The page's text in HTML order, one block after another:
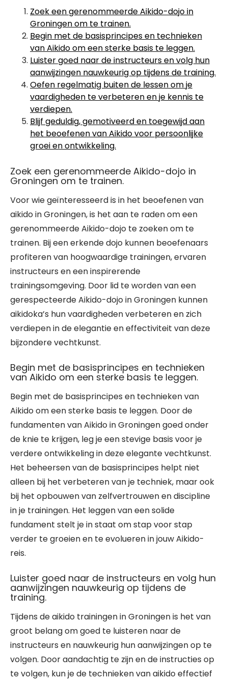
Zoek een gerenommeerde Aikido-dojo in
Groningen om te trainen.
Begin met de basisprincipes en technieken
van Aikido om een sterke basis te leggen.
Luister goed naar de instructeurs en volg hun
aanwijzingen nauwkeurig op tijdens de training.
Oefen regelmatig buiten de lessen om je
vaardigheden te verbeteren en je kennis te
verdiepen.
Blijf geduldig, gemotiveerd en toegewijd aan
het beoefenen van Aikido voor persoonlijke
groei en ontwikkeling.
Zoek een gerenommeerde Aikido-dojo in
Groningen om te trainen.
Voor wie geïnteresseerd is in het beoefenen van
aikido in Groningen, is het aan te raden om een
gerenommeerde Aikido-dojo te zoeken om te
trainen. Bij een erkende dojo kunnen beoefenaars
profiteren van hoogwaardige trainingen, ervaren
instructeurs en een inspirerende
trainingsomgeving. Door lid te worden van een
gerespecteerde Aikido-dojo in Groningen kunnen
aikidoka’s hun vaardigheden verbeteren en zich
verdiepen in de elegantie en effectiviteit van deze
bijzondere vechtkunst.
Begin met de basisprincipes en technieken
van Aikido om een sterke basis te leggen.
Begin met de basisprincipes en technieken van
Aikido om een sterke basis te leggen. Door de
fundamenten van Aikido in Groningen goed onder
de knie te krijgen, leg je een stevige basis voor je
verdere ontwikkeling in deze elegante vechtkunst.
Het beheersen van de basisprincipes helpt niet
alleen bij het verbeteren van je techniek, maar ook
bij het opbouwen van zelfvertrouwen en discipline
in je trainingen. Het leggen van een solide
fundament stelt je in staat om stap voor stap
verder te groeien en te evolueren in jouw Aikido-
reis.
Luister goed naar de instructeurs en volg hun
aanwijzingen nauwkeurig op tijdens de
training.
Tijdens de aikido trainingen in Groningen is het van
groot belang om goed te luisteren naar de
instructeurs en nauwkeurig hun aanwijzingen op te
volgen. Door aandachtig te zijn en de instructies op
te volgen, kun je de technieken van aikido effectief